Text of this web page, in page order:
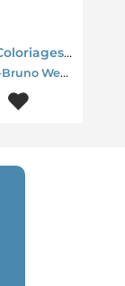
Cahier De Coloriages Napoleon
Albin Queru-Bruno Wennagel-Mathieu Ferret